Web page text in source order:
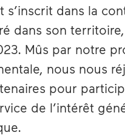
s’inscrit dans la
dans son
Mûs par notre
nous nous
pour
de l’intérêt